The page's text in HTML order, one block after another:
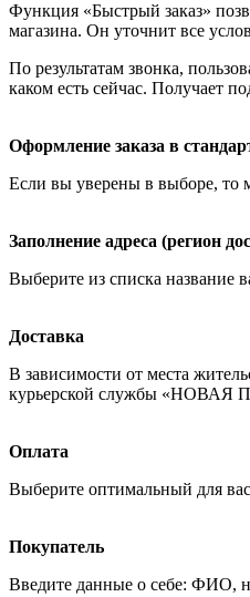
Функция «Быстрый заказ»
магазина. Он уточнит все
По результатам звонка,
каком есть сейчас. Получает
Оформление заказа в
Если вы уверены в выборе, то
Заполнение адреса (регион
Выберите из списка название
Доставка
В зависимости от места
курьерской службы «НОВАЯ
Оплата
Выберите оптимальный для
Покупатель
Введите данные о себе: ФИО,